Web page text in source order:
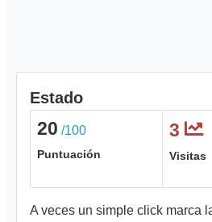
Estado
20 /100
Puntuación
3
Visitas
A veces un simple click marca